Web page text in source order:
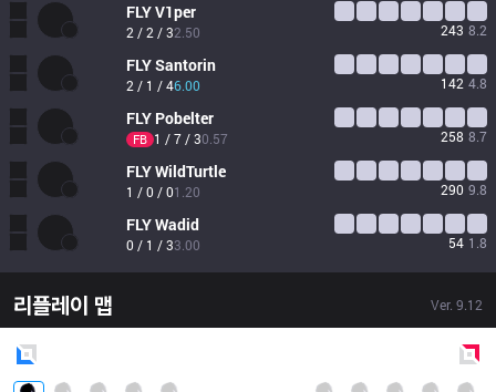
FLYV1per
2 / 2 / 32.50 243 8.2
FLYSantorin
2 / 1 / 46.00 142 4.8
FLY Pobelter
FB 1 / 7 / 30.57 258 8.7
FLYWildTurtle
1 / 0 / 01.20 290 9.8
FLYWadid
0 / 1 / 33.00 54 1.8
리플레이 맵 Ver. 9.12